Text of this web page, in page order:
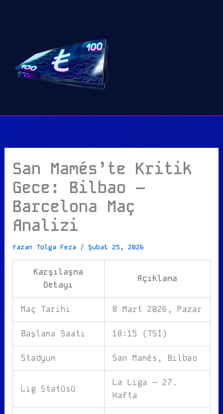
San Mamés’te Kritik
Gece: Bilbao –
Barcelona Maç
Analizi
Yazan Tolga Feza / Şubat 25, 2026
Karşılaşma
Detayı
Açıklama
Maç Tarihi 8 Mart 2026, Pazar
Başlama Saati 18:15 (TSİ)
Stadyum San Mamés, Bilbao
Lig Statüsü
La Liga – 27.
Hafta